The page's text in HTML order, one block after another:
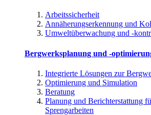
Arbeitssicherheit
Annäherungserkennung und
Umweltüberwachung und -
Bergwerksplanung und -
Integrierte Lösungen zur
Optimierung und Simulation
Beratung
Planung und Berichterstattung
Sprengarbeiten